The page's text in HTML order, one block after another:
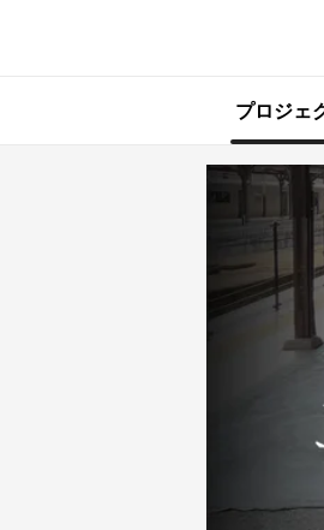
プロジェ